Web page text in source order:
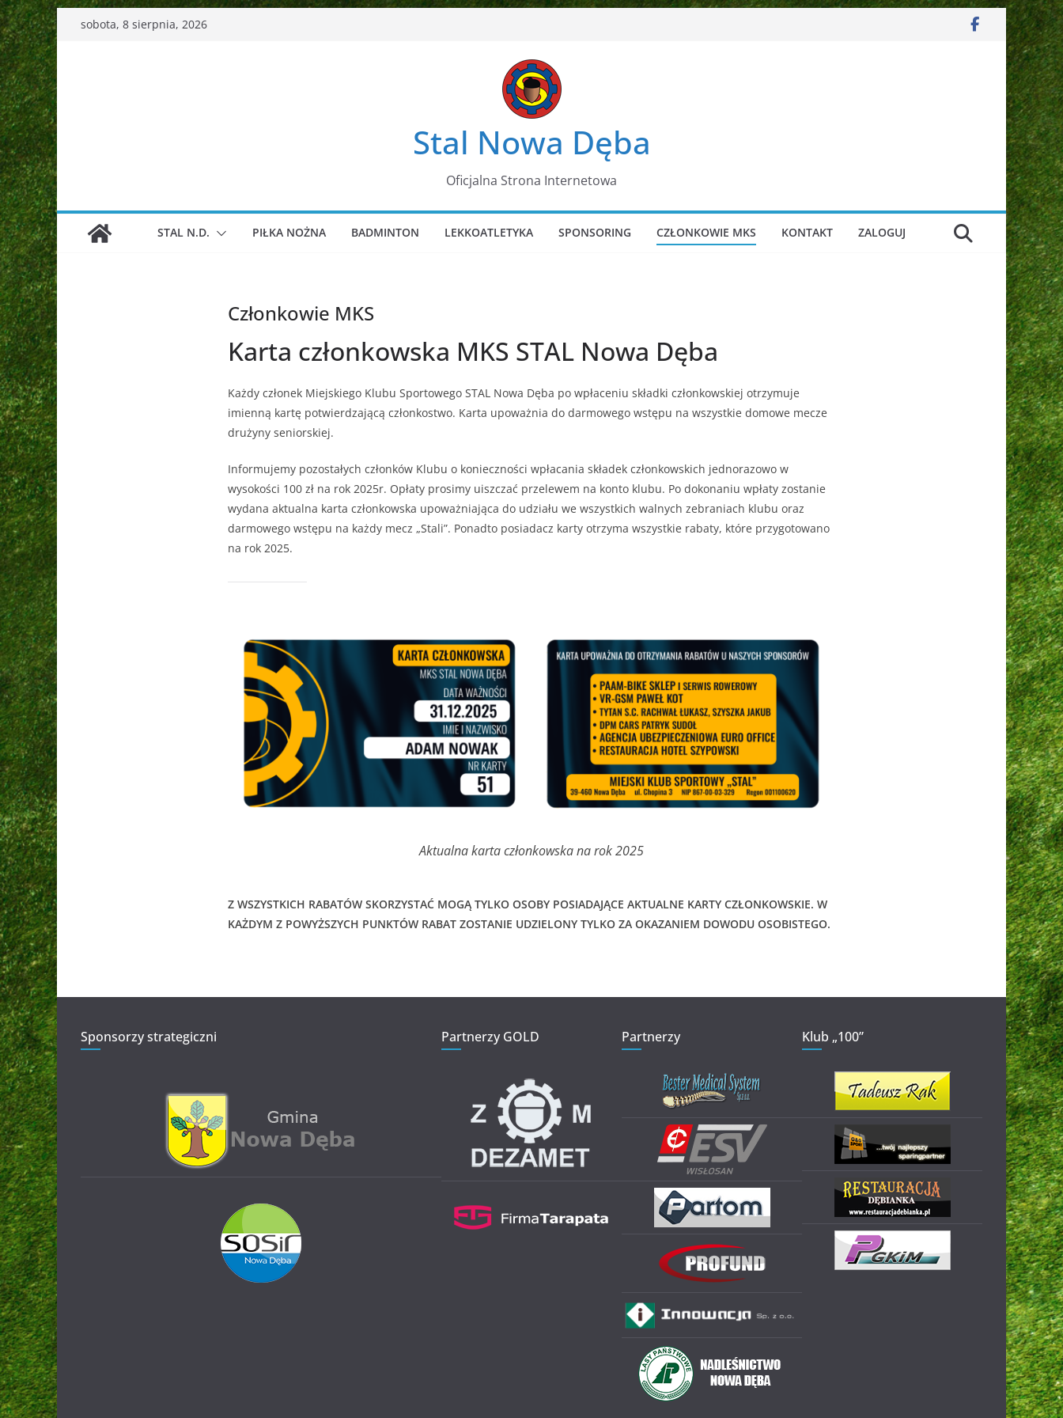
Przejdź
do
sobota, 8 sierpnia, 2026
Stal Nowa Dęba
Oficjalna Strona Internetowa
STAL N.D. PIŁKA NOŻNA BADMINTON LEKKOATLETYKA SPONSORING CZŁONKOWIE MKS KONTAKT ZALOGUJ
Członkowie MKS
Karta członkowska MKS STAL Nowa Dęba
Każdy członek Miejskiego Klubu Sportowego STAL Nowa Dęba po wpłaceniu składki członkowskiej otrzymuje
imienną kartę potwierdzającą członkostwo. Karta upoważnia do darmowego wstępu na wszystkie domowe mecze
drużyny seniorskiej.
Informujemy pozostałych członków Klubu o konieczności wpłacania składek członkowskich jednorazowo w
wysokości 100 zł na rok 2025r. Opłaty prosimy uiszczać przelewem na konto klubu. Po dokonaniu wpłaty zostanie
wydana aktualna karta członkowska upoważniająca do udziału we wszystkich walnych zebraniach klubu oraz
darmowego wstępu na każdy mecz „Stali”. Ponadto posiadacz karty otrzyma wszystkie rabaty, które przygotowano
na rok 2025.
Aktualna karta członkowska na rok 2025
Z WSZYSTKICH RABATÓW SKORZYSTAĆ MOGĄ TYLKO OSOBY POSIADAJĄCE AKTUALNE KARTY CZŁONKOWSKIE. W
KAŻDYM Z POWYŻSZYCH PUNKTÓW RABAT ZOSTANIE UDZIELONY TYLKO ZA OKAZANIEM DOWODU OSOBISTEGO.
Sponsorzy strategiczni Partnerzy GOLD Partnerzy Klub „100”